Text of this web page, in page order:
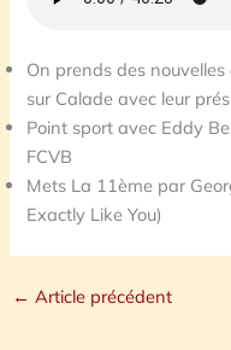
On prends des
sur Calade avec leur
Point sport avec Eddy
FCVB
Mets La 11ème par
Exactly Like You)
← Article précédent